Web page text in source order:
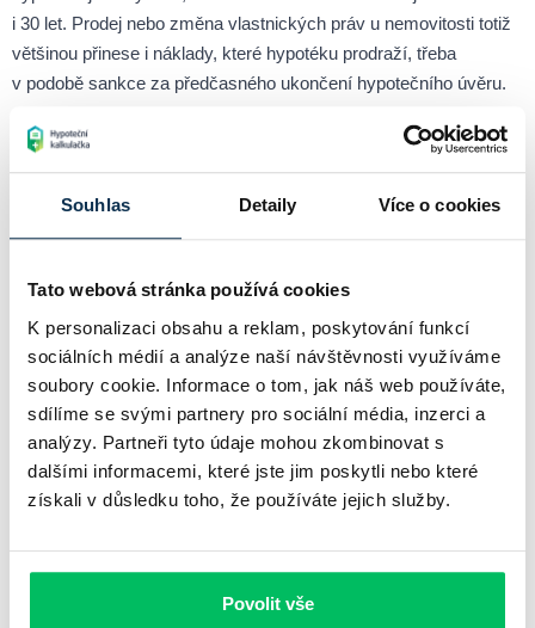
Souhlas Detaily Více o cookies
Tato webová stránka používá cookies
K personalizaci obsahu a reklam, poskytování funkcí
sociálních médií a analýze naší návštěvnosti využíváme
soubory cookie. Informace o tom, jak náš web používáte,
sdílíme se svými partnery pro sociální média, inzerci a
analýzy. Partneři tyto údaje mohou zkombinovat s
dalšími informacemi, které jste jim poskytli nebo které
získali v důsledku toho, že používáte jejich služby.
Povolit vše
i 30 let. Prodej nebo změna vlastnických práv u nemovitosti totiž
většinou přinese i náklady, které hypotéku prodraží, třeba
v podobě sankce za předčasného ukončení hypotečního úvěru.
Dále je třeba vědět, že úroky u hypoték nejsou jenom nízké a
tedy vůči průměrnému příjmu v ČR na závratných úrovních.
například Airbnb, jsou sto při výhodné lokalitě až ztrojnásobit
ostatního nájemního bydlení ve vybraných lokalitách.
Chci si spočítat hypotéku online